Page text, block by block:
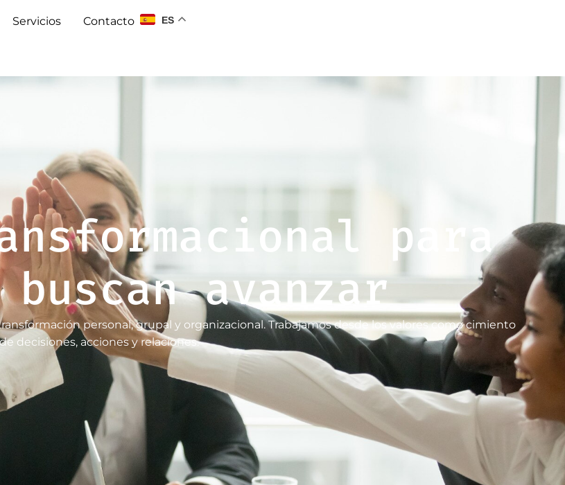
Servicios Contacto ES
para
avanzar
personal, grupal y organizacional. Trabajamos desde los valores como cimiento
de decisiones, acciones y relaciones.